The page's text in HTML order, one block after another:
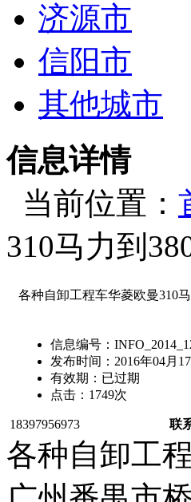
济源市
信阳市
其他城市
信息详情
当前位置：
310马力到
各种自卸工程车华菱欧曼310
信息编号：
发布时间： 2016年04月
有效期： 已过期
点击： 1749次
18397956973 联
各种自卸工